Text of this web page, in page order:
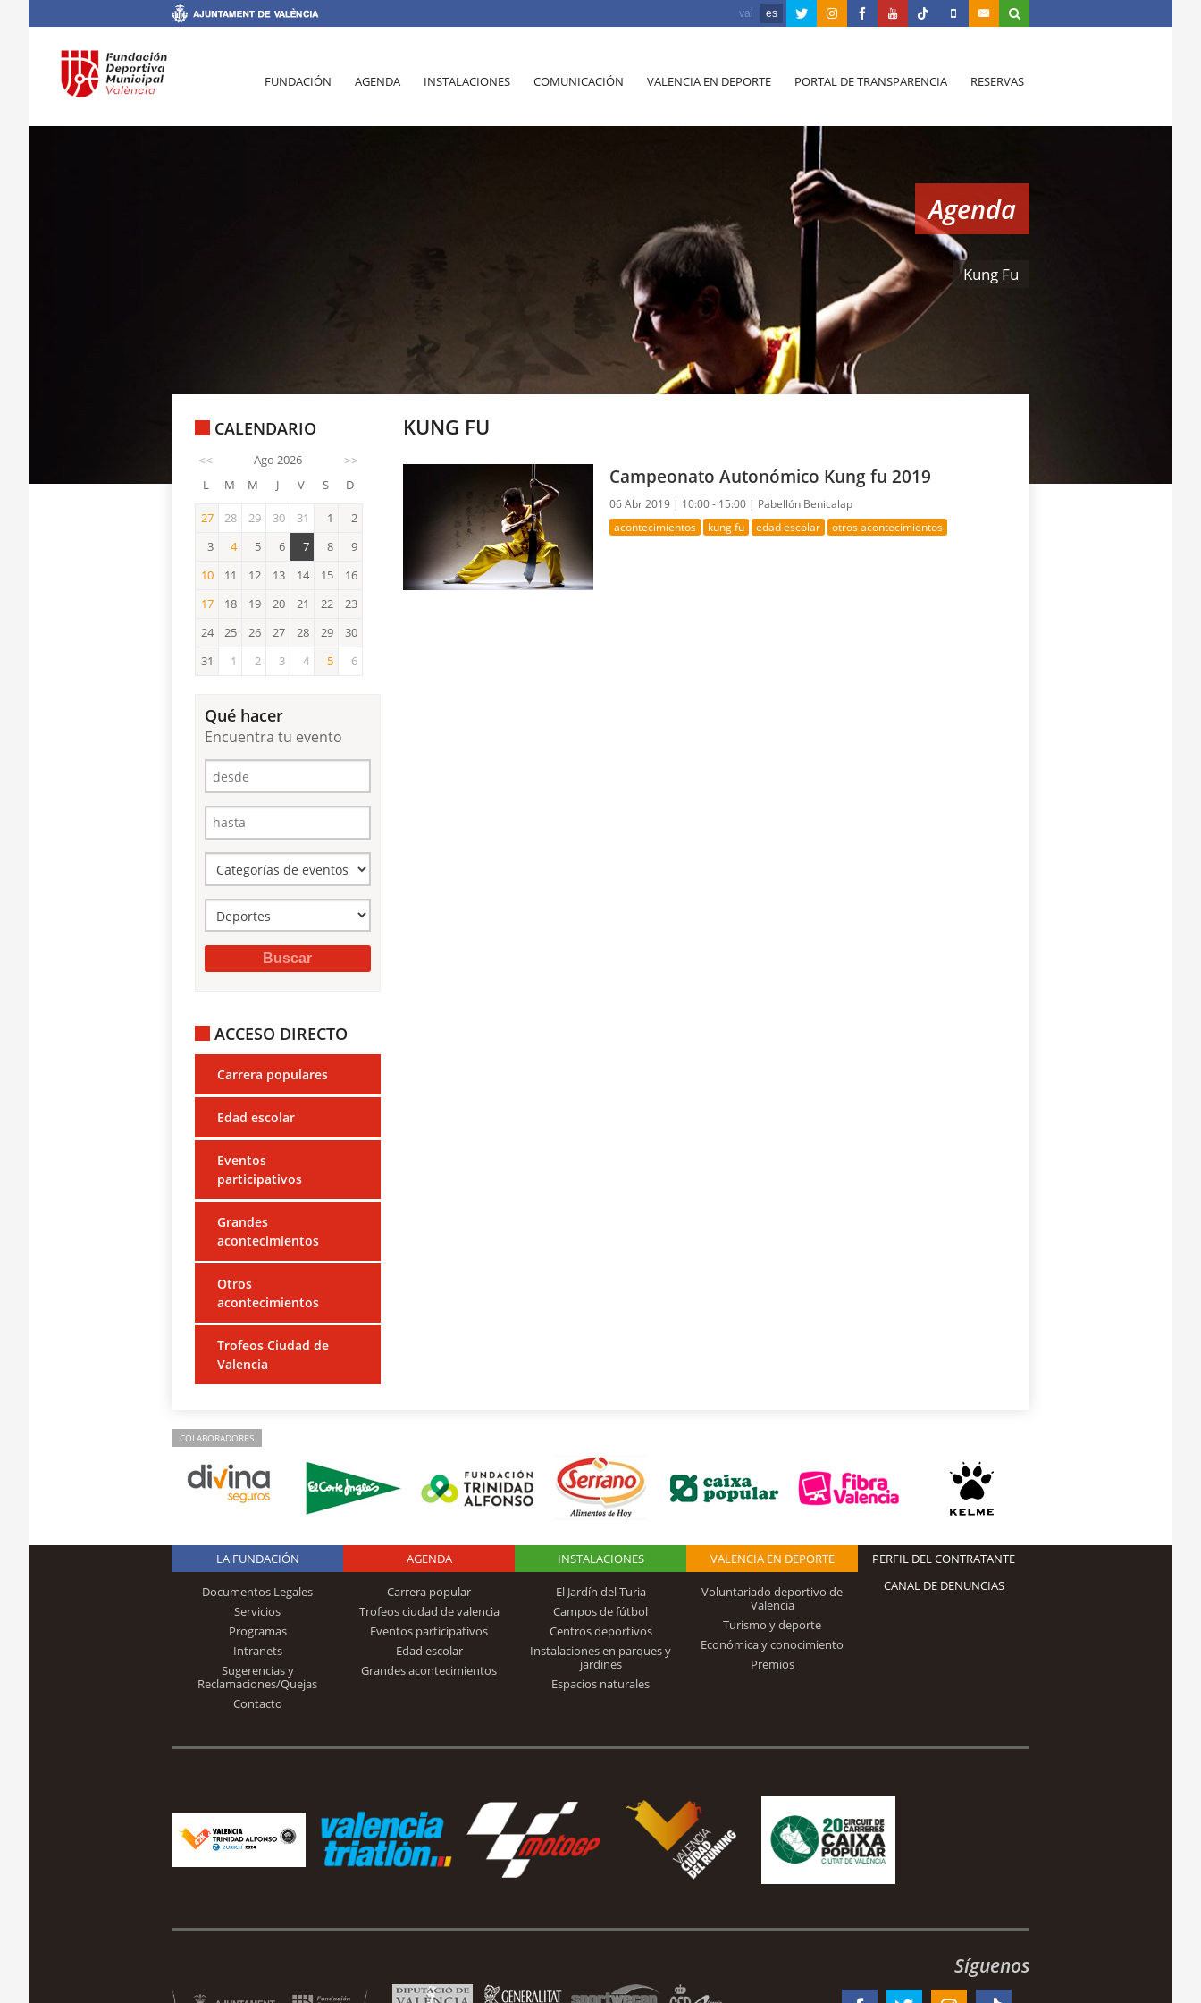
val es
FUNDACIÓN AGENDA INSTALACIONES COMUNICACIÓN VALENCIA EN DEPORTE PORTAL DE TRANSPARENCIA RESERVAS
Agenda
Kung Fu
CALENDARIO
<< Ago 2026 >>
L M M J V S D
27 28 29 30 31 1
2
3
4 5 6 7 8
9
10
10
11 12 13 14 15
16
17
17
18 19 20 21 22
23
24
25 26 27 28 29
30
31
1 2 3 4 5 6
Qué hacer
Encuentra tu evento
ACCESO DIRECTO
Carrera populares
Edad escolar
Eventos
participativos
Grandes
acontecimientos
Otros
acontecimientos
Trofeos Ciudad de
Valencia
KUNG FU
Campeonato Autonómico Kung fu 2019
06 Abr 2019 | 10:00 - 15:00 | Pabellón Benicalap
acontecimientos kung fu edad escolar otros acontecimientos
COLABORADORES
Logo Fundación
Trinidad Alfonso
LA FUNDACIÓN
Documentos Legales
Servicios
Programas
Intranets
Sugerencias y
Reclamaciones/Quejas
Contacto
AGENDA
Carrera popular
Trofeos ciudad de valencia
Eventos participativos
Edad escolar
Grandes acontecimientos
INSTALACIONES
El Jardín del Turia
Campos de fútbol
Centros deportivos
Instalaciones en parques y
jardines
Espacios naturales
VALENCIA EN DEPORTE
Voluntariado deportivo de
Valencia
Turismo y deporte
Económica y conocimiento
Premios
PERFIL DEL CONTRATANTE
CANAL DE DENUNCIAS
Síguenos